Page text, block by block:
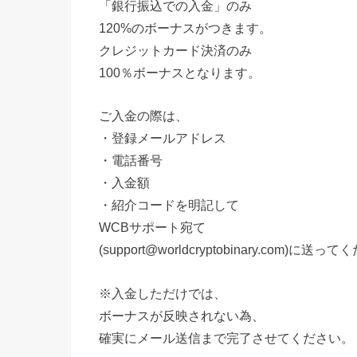
「銀行振込での入金」のみ
120%のボーナスがつきます。
クレジットカード決済のみ
100％ボーナスとなります。
ご入金の際は、
・登録メールアドレス
・電話番号
・入金額
・紹介コードを明記して
WCBサポート宛て
(support@worldcryptobinary.com)に送ってく
※入金しただけでは、
ボーナスが反映されない為、
確実にメール送信まで完了させてください。